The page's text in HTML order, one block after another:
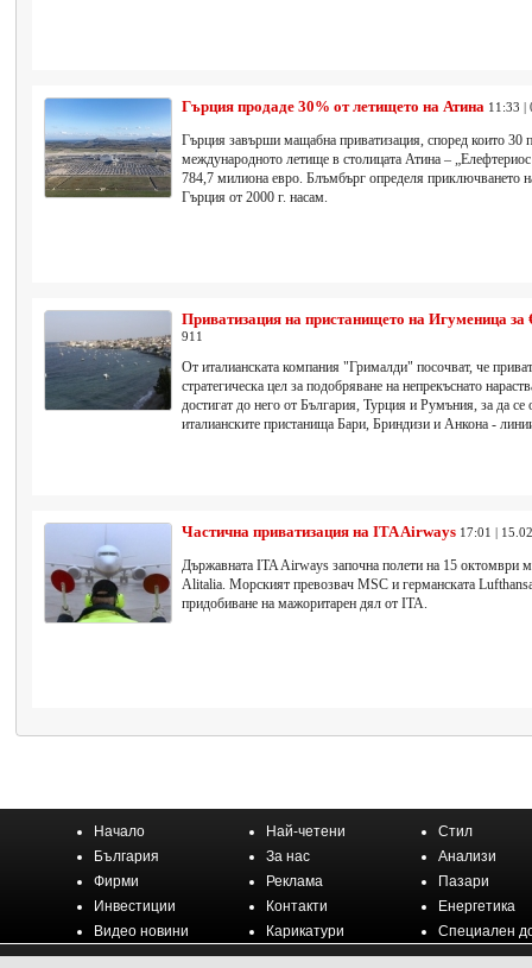
Гърция продаде 30% от летището на Атина 11:33 |
Гърция завърши мащабна приватизация, според които 30
международното летище в столицата Атина –
784,7 милиона евро. Блъмбърг определя приключването
Гърция от 2000 г. насам.
Приватизация на пристанището на Игуменица за
911
От италианската компания "Грималди" посочват, че
стратегическа цел за подобряване на непрекъснато
достигат до него от България, Турция и Румъния, за да се
италианските пристанища Бари, Бриндизи и Анкона -
Частична приватизация на ITA Airways 17:01 |
Държавната ITA Airways започна полети на 15 октомври
Alitalia. Морският превозвач MSC и германската
придобиване на мажоритарен дял от ITA.
Начало Най-четени
Стил
България
За нас
Анализи
Фирми
Реклама
Пазари
Инвестиции
Контакти
Енергетика
Видео новини
Карикатури Специален